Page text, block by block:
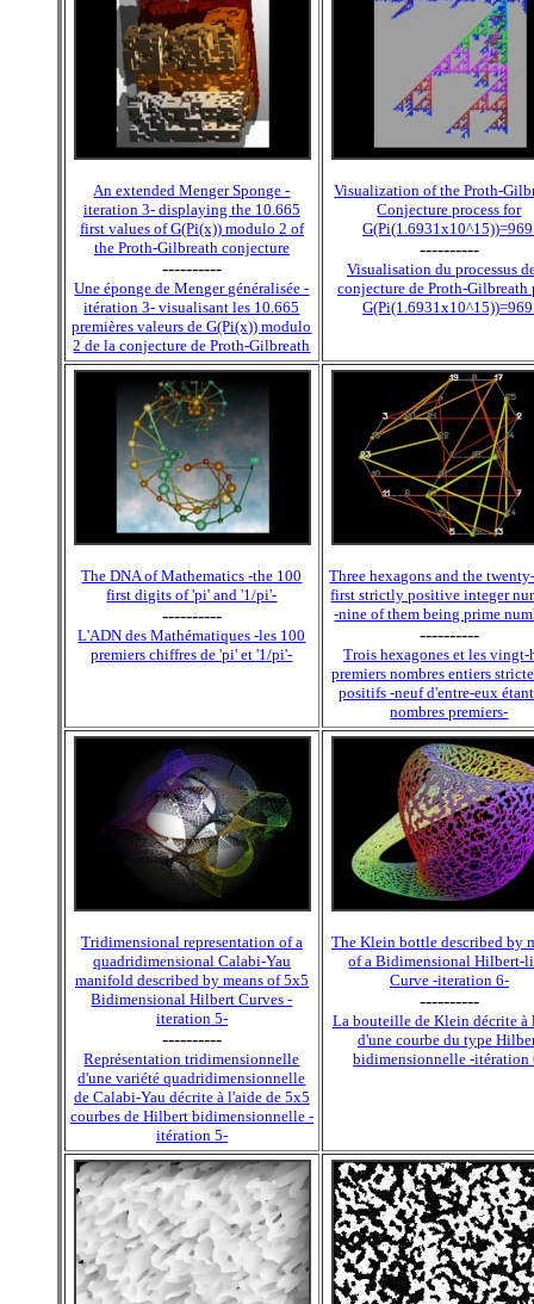
An extended Menger Sponge -
iteration 3- displaying the 10.665
first values of G(Pi(x)) modulo 2 of
the Proth-Gilbreath conjecture
----------
Une éponge de Menger généralisée -
itération 3- visualisant les 10.665
premières valeurs de G(Pi(x)) modulo
2 de la conjecture de Proth-Gilbreath
Visualization of the Proth-
Conjecture process for
----------
Visualisation du processus
conjecture de Proth-Gilbreath
The DNA of Mathematics -the 100
first digits of 'pi' and '1/pi'-
----------
L'ADN des Mathématiques -les 100
premiers chiffres de 'pi' et '1/pi'-
Three hexagons and the
first strictly positive integer
-nine of them being prime
----------
Trois hexagones et les
premiers nombres entiers
positifs -neuf d'entre-eux
nombres premiers-
Tridimensional representation of a
quadridimensional Calabi-Yau
manifold described by means of 5x5
Bidimensional Hilbert Curves -
iteration 5-
----------
Représentation tridimensionnelle
d'une variété quadridimensionnelle
de Calabi-Yau décrite à l'aide de 5x5
courbes de Hilbert bidimensionnelle -
itération 5-
The Klein bottle described by
of a Bidimensional Hilbert-
Curve -iteration 6-
----------
La bouteille de Klein décrite à
d'une courbe du type
bidimensionnelle -itération